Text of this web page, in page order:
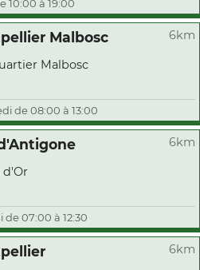
10:00 à 19:00
Malbosc 6km
Malbosc
de 08:00 à 13:00
6km
d'Or
de 07:00 à 12:30
6km